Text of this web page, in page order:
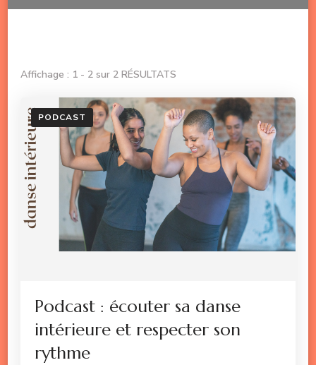
Affichage : 1 - 2 sur 2 RÉSULTATS
PODCAST
Podcast : écouter sa danse
intérieure et respecter son
rythme